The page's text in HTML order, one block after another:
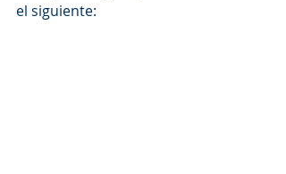
el siguiente: